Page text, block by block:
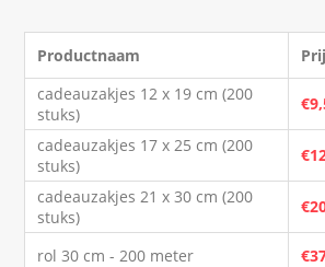
Productnaam
cadeauzakjes 12 x 19 cm (200
stuks)
cadeauzakjes 17 x 25 cm (200
stuks)
cadeauzakjes 21 x 30 cm (200
stuks)
rol 30 cm - 200 meter